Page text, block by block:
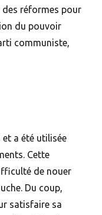
des réformes pour
du pouvoir
communiste,
a été utilisée
Cette
de nouer
Du coup,
satisfaire sa